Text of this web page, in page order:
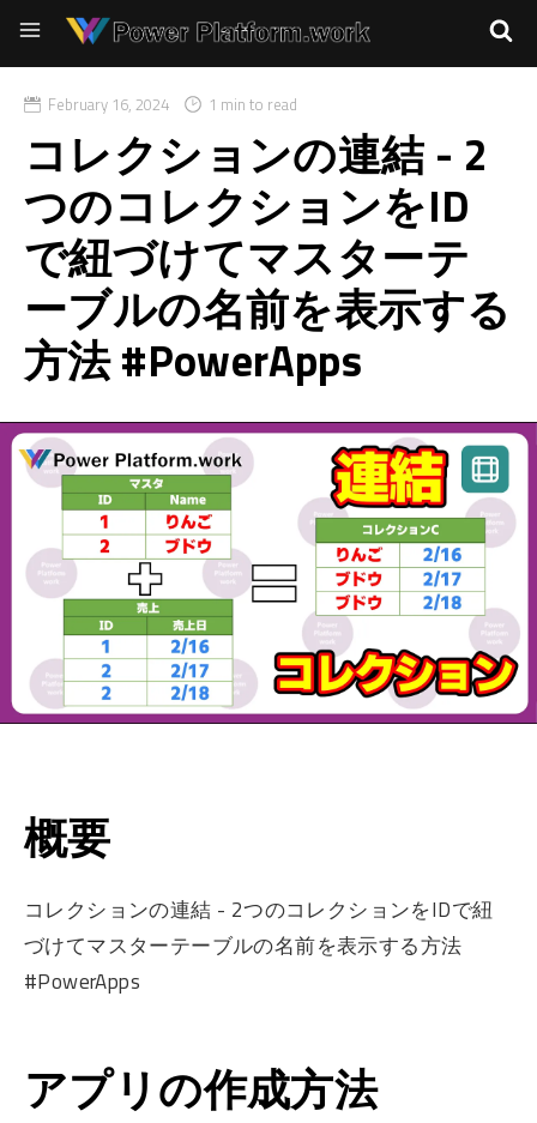
February 16, 2024 1 min to read
コレクションの連結 - 2
つのコレクションをID
で紐づけてマスターテ
ーブルの名前を表示する
方法 #PowerApps
概要
コレクションの連結 - 2つのコレクションをIDで紐
づけてマスターテーブルの名前を表示する方法
#PowerApps
アプリの作成方法